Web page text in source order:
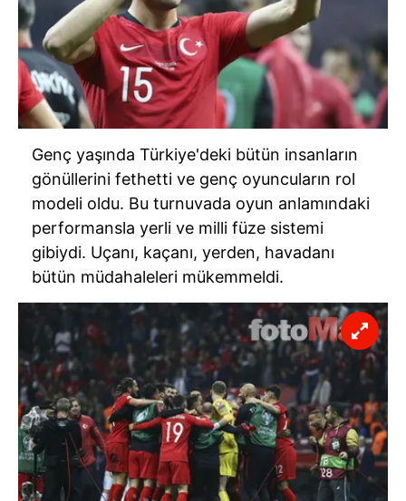
Genç yaşında Türkiye'deki bütün insanların
gönüllerini fethetti ve genç oyuncuların rol
modeli oldu. Bu turnuvada oyun anlamındaki
performansla yerli ve milli füze sistemi
gibiydi. Uçanı, kaçanı, yerden, havadanı
bütün müdahaleleri mükemmeldi.